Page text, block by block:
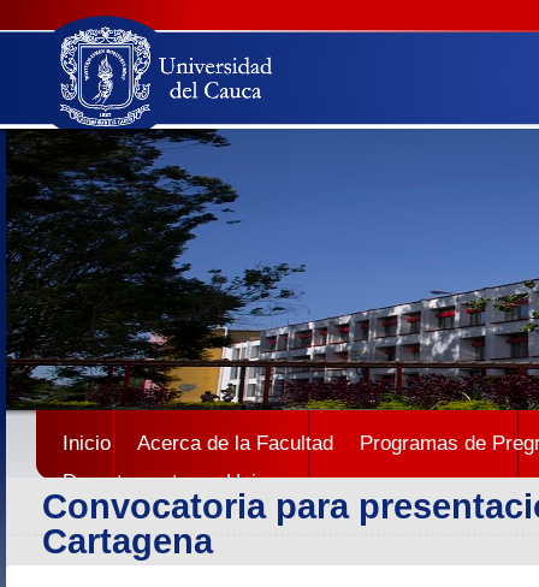
Inicio Acerca de la Facultad
Programas de
Departamentos
Unicauca
Convocatoria para
Cartagena